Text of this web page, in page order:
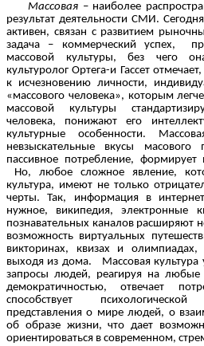
Массовая – наиболее
результат деятельности СМИ.
активен, связан с развитием
задача – коммерческий успех,
массовой культуры, без чего
культуролог Ортега-и Гассет
к исчезновению личности,
«массового человека», которым
массовой культуры
человека, понижают его
культурные особенности.
невзыскательные вкусы масового
пассивное потребление, формирует
Но, любое сложное явление,
культура, имеют не только
черты. Так, информация в
нужное, википедия, электронные
познавательных каналов расширяют
возможность виртуальных
викторинах, квизах и
выходя из дома. Массовая культура
запросы людей, реагируя на любые
демократичностью, отвечает
способствует
представления о мире людей, о
об образе жизни, что дает
ориентироваться в современном,